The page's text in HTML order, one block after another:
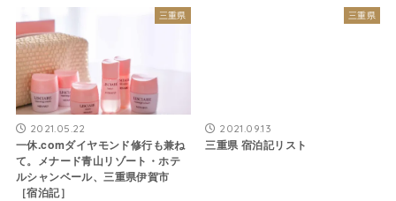
三重県
2021.05.22
一休.comダイヤモンド修行も兼ね
て。メナード青山リゾート・ホテ
ルシャンベール、三重県伊賀市
［宿泊記］
三重県
2021.09.13
三重県 宿泊記リスト